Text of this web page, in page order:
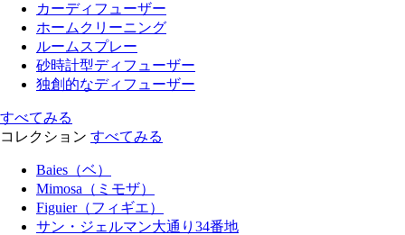
カーディフューザー
ホームクリーニング
ルームスプレー
砂時計型ディフューザー
独創的なディフューザー
すべてみる
コレクション すべてみる
Baies（ベ）
Mimosa（ミモザ）
Figuier（フィギエ）
サン・ジェルマン大通り34番地